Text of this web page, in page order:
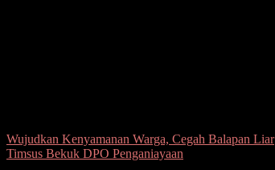
Navigasi
pos
Wujudkan Kenyamanan Warga, Cegah Balapan Liar
Timsus Bekuk DPO Penganiayaan